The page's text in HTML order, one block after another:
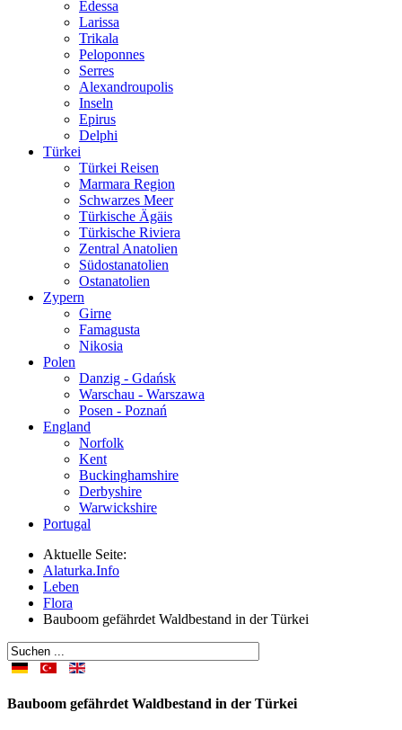
Edessa
Larissa
Trikala
Peloponnes
Serres
Alexandroupolis
Inseln
Epirus
Delphi
Türkei
Türkei Reisen
Marmara Region
Schwarzes Meer
Türkische Ägäis
Türkische Riviera
Zentral Anatolien
Südostanatolien
Ostanatolien
Zypern
Girne
Famagusta
Nikosia
Polen
Danzig - Gdańsk
Warschau - Warszawa
Posen - Poznań
England
Norfolk
Kent
Buckinghamshire
Derbyshire
Warwickshire
Portugal
Aktuelle Seite:
Alaturka.Info
Leben
Flora
Bauboom gefährdet Waldbestand in der Türkei
Bauboom gefährdet Waldbestand in der Türkei